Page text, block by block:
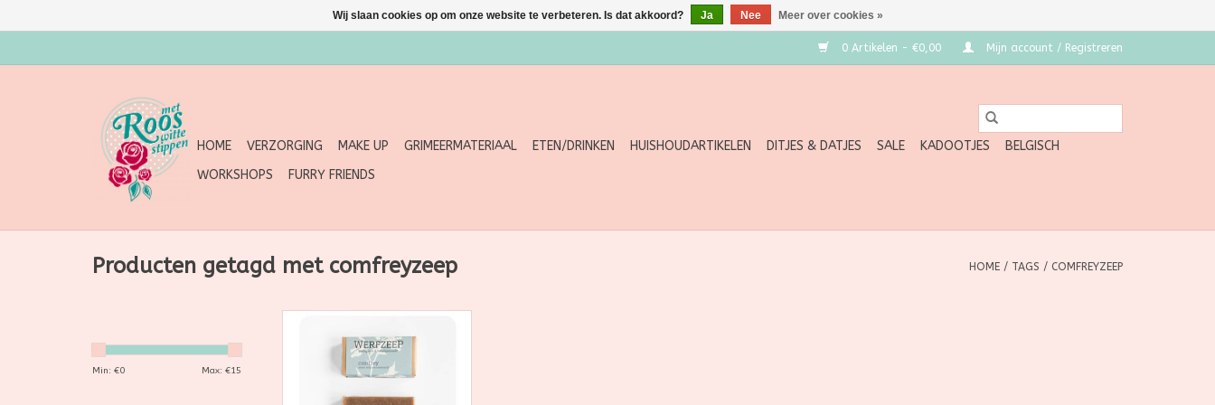
0 Artikelen - €0,00 Mijn account / Registreren
HOME VERZORGING MAKE UP GRIMEERMATERIAAL ETEN/DRINKEN HUISHOUDARTIKELEN DITJES & DATJES SALE KADOOTJES
BELGISCH
WORKSHOPS
FURRY FRIENDS
Producten getagd met comfreyzeep HOME / TAGS / COMFREYZEEP
Min: €0 Max: €15
pepermunt, den, steranijs,
eucalyptus en rozemarijn geeft
goede moed.
Wij slaan cookies op om onze website te verbeteren. Is dat akkoord? Ja Nee Meer over cookies »